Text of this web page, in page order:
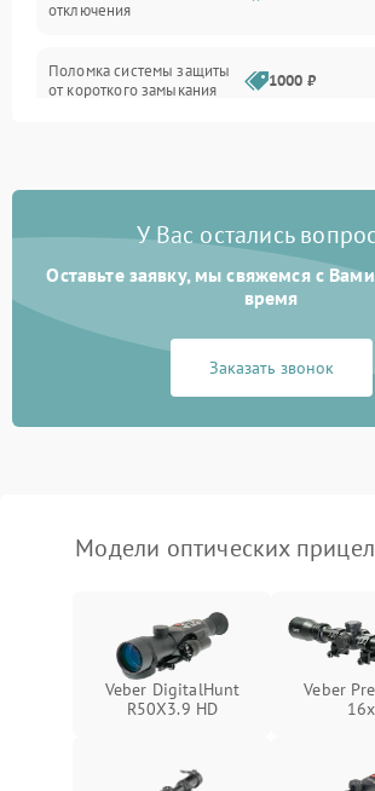
Корпус/Герметичность
отключения
Поломка системы защиты
от короткого замыкания
1000 ₽
Неисправность системы
перенапряжения
1000 ₽
Неисправность системы
защиты от замыкания
1000 ₽
защиты от перегрева
У Вас остались
Оставьте заявку, мы свяжемся с
время
Заказать звонок
Модели оптических
Veber DigitalHunt
R50X3.9 HD
Veber